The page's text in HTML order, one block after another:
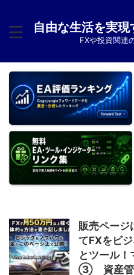
自由な生活を実
FXや投資関連
販売ページ
てFXをビ
とツール
③ 資産管